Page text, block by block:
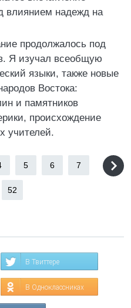
влиянием надежд на
продолжалось под
Я изучал всеобщую
языки, также новые
Востока:
и памятников
происхождение
учителей.
5 6 7
52
В Твиттере
В Одноклассниках